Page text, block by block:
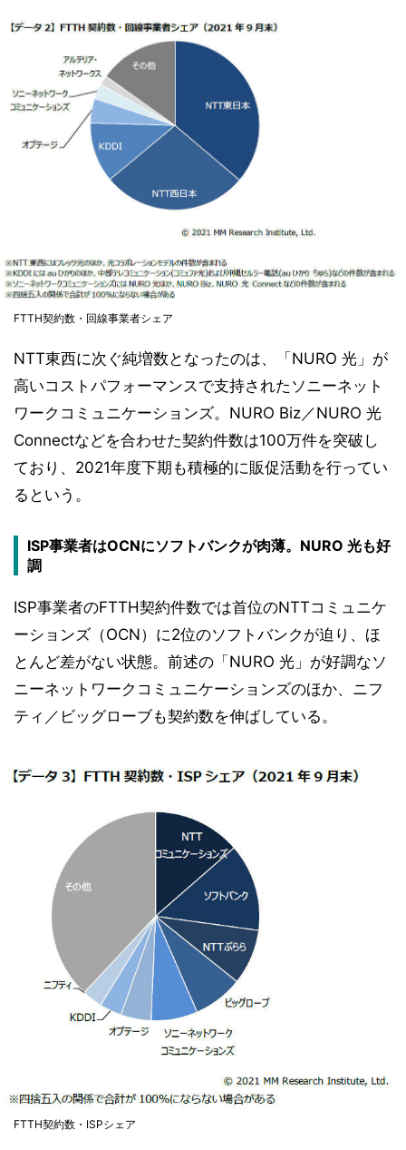
FTTH契約数・回線事業者シェア
NTT東西に次ぐ純増数となったのは、「NURO 光」が
高いコストパフォーマンスで支持されたソニーネット
ワークコミュニケーションズ。NURO Biz／NURO 光
Connectなどを合わせた契約件数は100万件を突破し
ており、2021年度下期も積極的に販促活動を行ってい
るという。
ISP事業者はOCNにソフトバンクが肉薄。NURO 光も好
調
ISP事業者のFTTH契約件数では首位のNTTコミュニケ
ーションズ（OCN）に2位のソフトバンクが迫り、ほ
とんど差がない状態。前述の「NURO 光」が好調なソ
ニーネットワークコミュニケーションズのほか、ニフ
ティ／ビッグローブも契約数を伸ばしている。
FTTH契約数・ISPシェア